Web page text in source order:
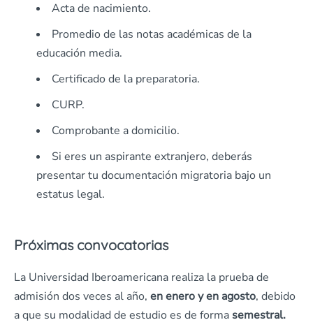
Acta de nacimiento.
Promedio de las notas académicas de la
educación media.
Certificado de la preparatoria.
CURP.
Comprobante a domicilio.
Si eres un aspirante extranjero, deberás
presentar tu documentación migratoria bajo un
estatus legal.
Próximas convocatorias
La Universidad Iberoamericana realiza la prueba de
admisión dos veces al año, en enero y en agosto, debido
a que su modalidad de estudio es de formasemestral.